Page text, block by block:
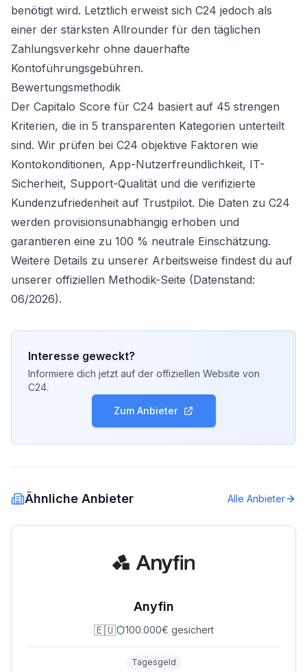
benötigt wird. Letztlich erweist sich C24 jedoch als
einer der stärksten Allrounder für den täglichen
Zahlungsverkehr ohne dauerhafte
Kontoführungsgebühren.
Bewertungsmethodik
Der Capitalo Score für C24 basiert auf 45 strengen
Kriterien, die in 5 transparenten Kategorien unterteilt
sind. Wir prüfen bei C24 objektive Faktoren wie
Kontokonditionen, App-Nutzerfreundlichkeit, IT-
Sicherheit, Support-Qualität und die verifizierte
Kundenzufriedenheit auf Trustpilot. Die Daten zu C24
werden provisionsunabhängig erhoben und
garantieren eine zu 100 % neutrale Einschätzung.
Weitere Details zu unserer Arbeitsweise findest du auf
unserer offiziellen Methodik-Seite (Datenstand:
06/2026).
Interesse geweckt?
Informiere dich jetzt auf der offiziellen Website von
C24.
Zum Anbieter
Ähnliche Anbieter Alle Anbieter
Anyfin
🇪🇺 100.000€ gesichert
Tagesgeld